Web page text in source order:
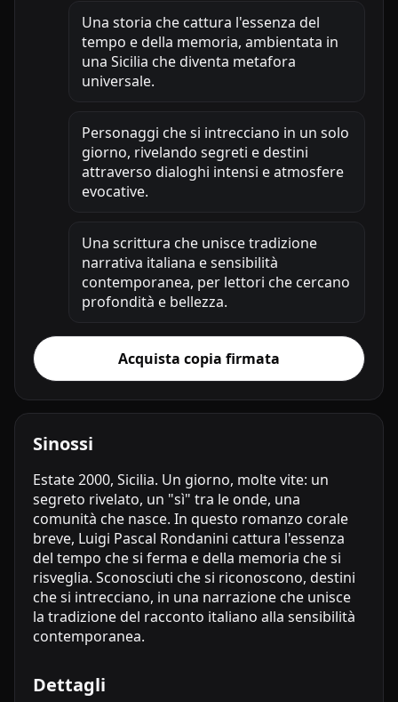
Una storia che cattura l'essenza del
tempo e della memoria, ambientata in
una Sicilia che diventa metafora
universale.
Personaggi che si intrecciano in un solo
giorno, rivelando segreti e destini
attraverso dialoghi intensi e atmosfere
evocative.
Una scrittura che unisce tradizione
narrativa italiana e sensibilità
contemporanea, per lettori che cercano
profondità e bellezza.
Acquista copia firmata
Sinossi
Estate 2000, Sicilia. Un giorno, molte vite: un
segreto rivelato, un "sì" tra le onde, una
comunità che nasce. In questo romanzo corale
breve, Luigi Pascal Rondanini cattura l'essenza
del tempo che si ferma e della memoria che si
risveglia. Sconosciuti che si riconoscono, destini
che si intrecciano, in una narrazione che unisce
la tradizione del racconto italiano alla sensibilità
contemporanea.
Dettagli